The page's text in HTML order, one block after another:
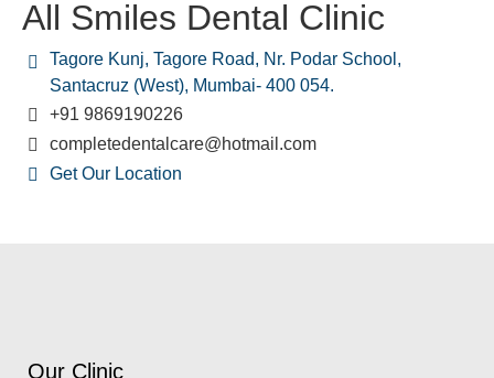
All Smiles Dental Clinic
Tagore Kunj, Tagore Road, Nr. Podar School,
Santacruz (West), Mumbai- 400 054.
+91 9869190226
completedentalcare@hotmail.com
Get Our Location
Our Clinic